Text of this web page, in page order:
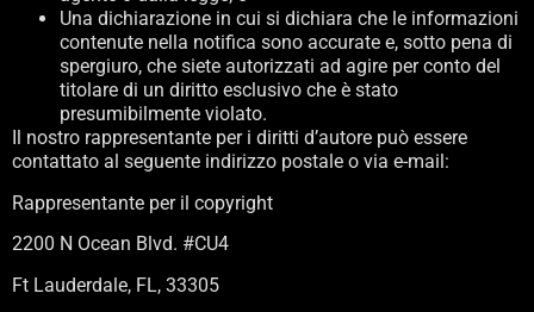
Una dichiarazione in cui si dichiara che le informazioni
contenute nella notifica sono accurate e, sotto pena di
spergiuro, che siete autorizzati ad agire per conto del
titolare di un diritto esclusivo che è stato
presumibilmente violato.
Il nostro rappresentante per i diritti d’autore può essere
contattato al seguente indirizzo postale o via e-mail:
Rappresentante per il copyright
2200 N Ocean Blvd. #CU4
Ft Lauderdale, FL, 33305